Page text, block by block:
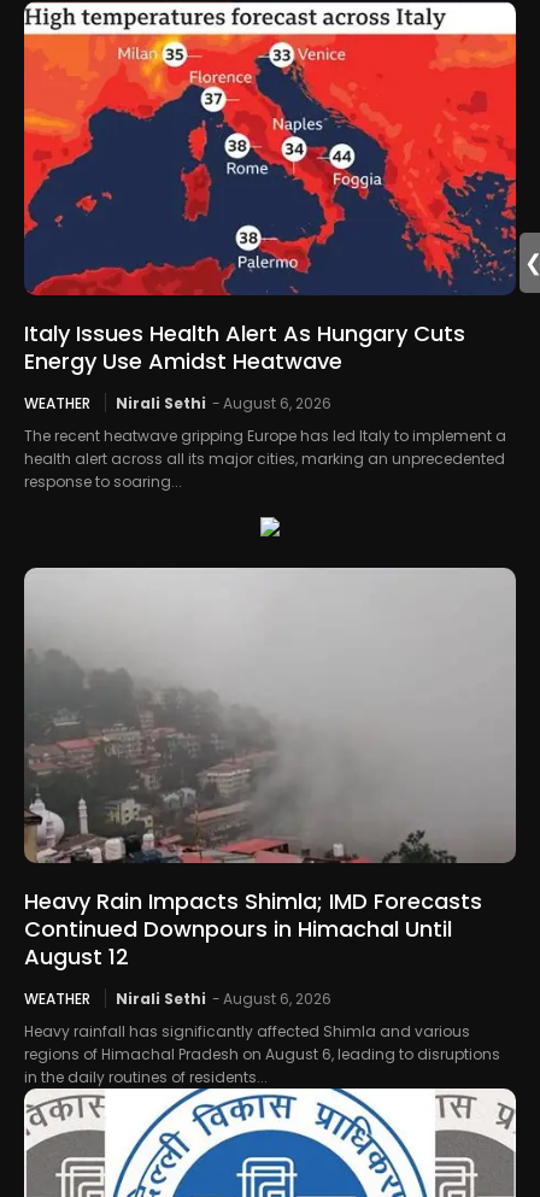
Italy Issues Health Alert As Hungary Cuts
Energy Use Amidst Heatwave
WEATHER Nirali Sethi -August 6, 2026
The recent heatwave gripping Europe has led Italy to implement a
health alert across all its major cities, marking an unprecedented
response to soaring...
Heavy Rain Impacts Shimla; IMD Forecasts
Continued Downpours in Himachal Until
August 12
WEATHER Nirali Sethi -August 6, 2026
Heavy rainfall has significantly affected Shimla and various
regions of Himachal Pradesh on August 6, leading to disruptions
in the daily routines of residents...